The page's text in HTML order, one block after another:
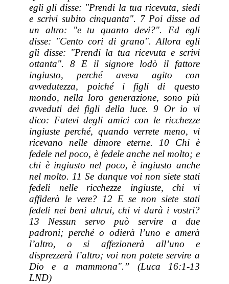
egli gli disse: "Prendi la tua ricevuta, siedi
e scrivi subito cinquanta". 7 Poi disse ad
un altro: "e tu quanto devi?". Ed egli
disse: "Cento cori di grano". Allora egli
gli disse: "Prendi la tua ricevuta e scrivi
ottanta". 8 E il signore lodò il fattore
ingiusto, perché aveva agito con
avvedutezza, poiché i figli di questo
mondo, nella loro generazione, sono più
avveduti dei figli della luce. 9 Or io vi
dico: Fatevi degli amici con le ricchezze
ingiuste perché, quando verrete meno, vi
ricevano nelle dimore eterne. 10 Chi è
fedele nel poco, è fedele anche nel molto; e
chi è ingiusto nel poco, è ingiusto anche
nel molto. 11 Se dunque voi non siete stati
fedeli nelle ricchezze ingiuste, chi vi
affiderà le vere? 12 E se non siete stati
fedeli nei beni altrui, chi vi darà i vostri?
13 Nessun servo può servire a due
padroni; perché o odierà l’uno e amerà
l’altro, o si affezionerà all’uno e
disprezzerà l’altro; voi non potete servire a
Dio e a mammona".” (Luca 16:1-13
LND)